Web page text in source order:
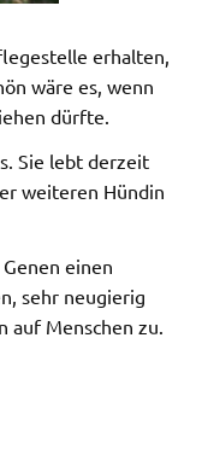
erhalten,
wäre es, wenn
dürfte.
Sie lebt derzeit
weiteren Hündin
einen
sehr neugierig
Menschen zu.